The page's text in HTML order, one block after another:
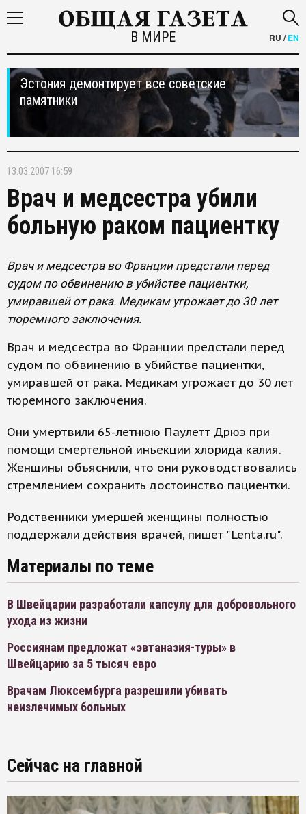
В МИРЕ RU /EN
Эстония демонтирует все советские
памятники
13.03.2007 16:59
Врач и медсестра убили
больную раком пациентку
Врач и медсестра во Франции предстали перед
судом по обвинению в убийстве пациентки,
умиравшей от рака. Медикам угрожает до 30 лет
тюремного заключения.
Врач и медсестра во Франции предстали перед
судом по обвинению в убийстве пациентки,
умиравшей от рака. Медикам угрожает до 30 лет
тюремного заключения.
Они умертвили 65-летнюю Паулетт Дрюэ при
помощи смертельной инъекции хлорида калия.
Женщины объяснили, что они руководствовались
стремлением сохранить достоинство пациентки.
Родственники умершей женщины полностью
поддержали действия врачей, пишет "Lenta.ru".
Материалы по теме
В Швейцарии разработали капсулу для добровольного
ухода из жизни
Россиянам предложат «эвтаназия-туры» в
Швейцарию за 5 тысяч евро
Врачам Люксембурга разрешили убивать
неизлечимых больных
Сейчас на главной